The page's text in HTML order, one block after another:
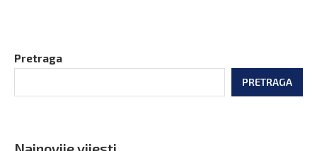
Pretraga
PRETRAGA